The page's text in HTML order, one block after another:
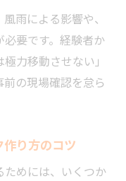
雨による影響や、
要です。経験者か
力移動させない」
の現場確認を怠ら
り方のコツ
めには、いくつか